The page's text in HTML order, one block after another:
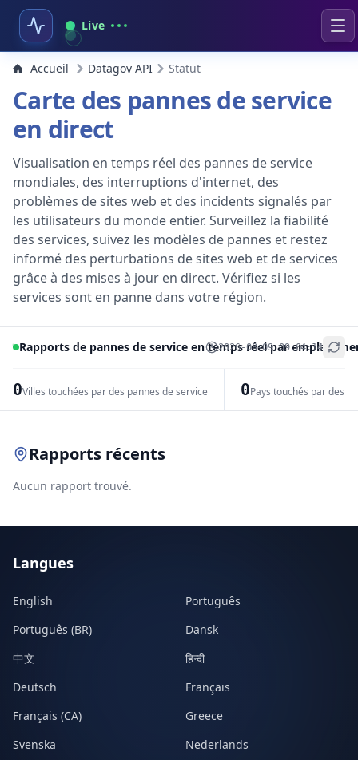
Live
Accueil Datagov API Statut
Carte des pannes de service
en direct
Visualisation en temps réel des pannes de service
mondiales, des interruptions d'internet, des
problèmes de sites web et des incidents signalés par
les utilisateurs du monde entier. Surveillez la fiabilité
des services, suivez les modèles de pannes et restez
informé des perturbations de sites web et de services
grâce à des mises à jour en direct. Vérifiez si les
services sont en panne dans votre région.
Rapports de pannes de service en temps réel par
2026-08-09 09:04:14
0Villes touchées par des pannes de service 0Pays touchés par des
+
Rapports récents
Aucun rapport trouvé.
Langues
English
Português
Português (BR)
Dansk
中文
हिन्दी
Deutsch
Français
Français (CA)
Greece
Svenska
Nederlands